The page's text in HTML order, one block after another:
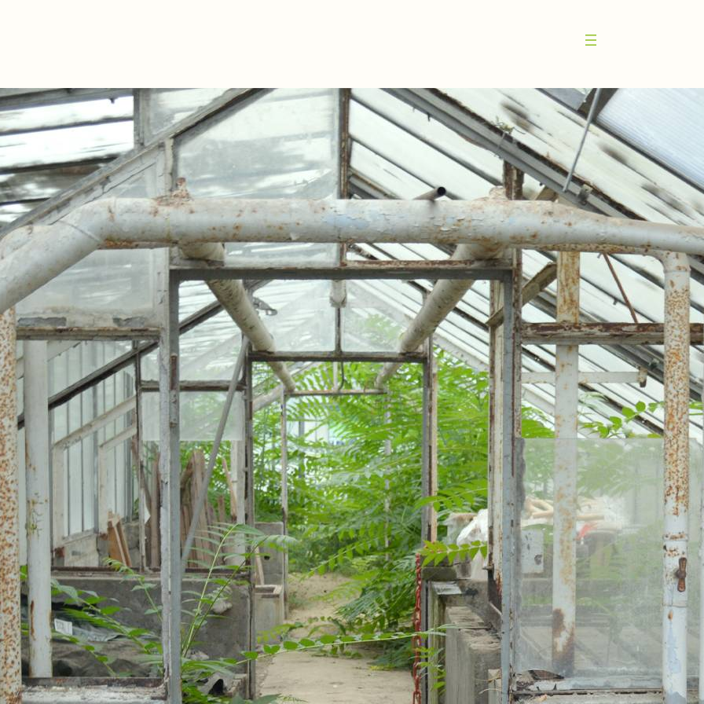
CONSERVATION DU PATRIMOINE, CONSERVATION DES JARDINS
HISTORIQUES
Chemin de Billerbeck
Lieu de mémoire et école de jardinage
Berlin
2025